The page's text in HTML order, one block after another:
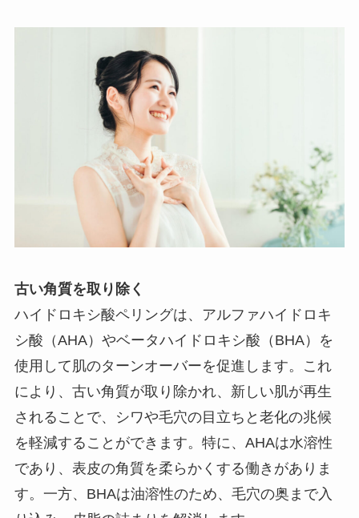
古い角質を取り除く
ハイドロキシ酸ペリングは、アルファハイドロキ
シ酸（AHA）やベータハイドロキシ酸（BHA）を
使用して肌のターンオーバーを促進します。これ
により、古い角質が取り除かれ、新しい肌が再生
されることで、シワや毛穴の目立ちと老化の兆候
を軽減することができます。特に、AHAは水溶性
であり、表皮の角質を柔らかくする働きがありま
す。一方、BHAは油溶性のため、毛穴の奥まで入